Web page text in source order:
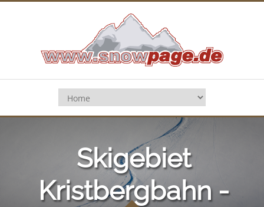
Skigebiet
Kristbergbahn -